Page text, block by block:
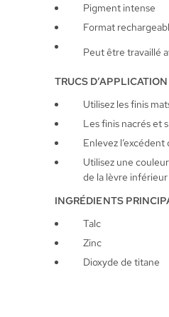
Pigment intense
Format
Peut être travaillé
TRUCS
Utilisez les finis
Les finis nacrés et
Enlevez
Utilisez une
de la lèvre
INGRÉDIENTS
Talc
Zinc
Dioxyde de titane